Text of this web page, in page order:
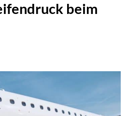
beim